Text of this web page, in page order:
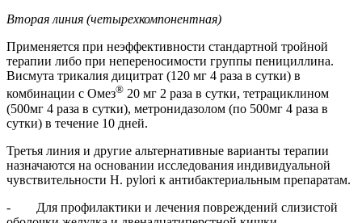
Вторая линия (четырехкомпонентная)
Применяется при неэффективности стандартной тройной
терапии либо при непереносимости группы пенициллина.
Висмута трикалия дицитрат (120 мг 4 раза в сутки) в
комбинации с Омез® 20 мг 2 раза в сутки, тетрациклином
(500мг 4 раза в сутки), метронидазолом (по 500мг 4 раза в
сутки) в течение 10 дней.
Третья линия и другие альтернативные варианты терапии
назначаются на основании исследования индивидуальной
чувствительности H. pylori к антибактериальным препаратам.
- Для профилактики и лечения повреждений слизистой